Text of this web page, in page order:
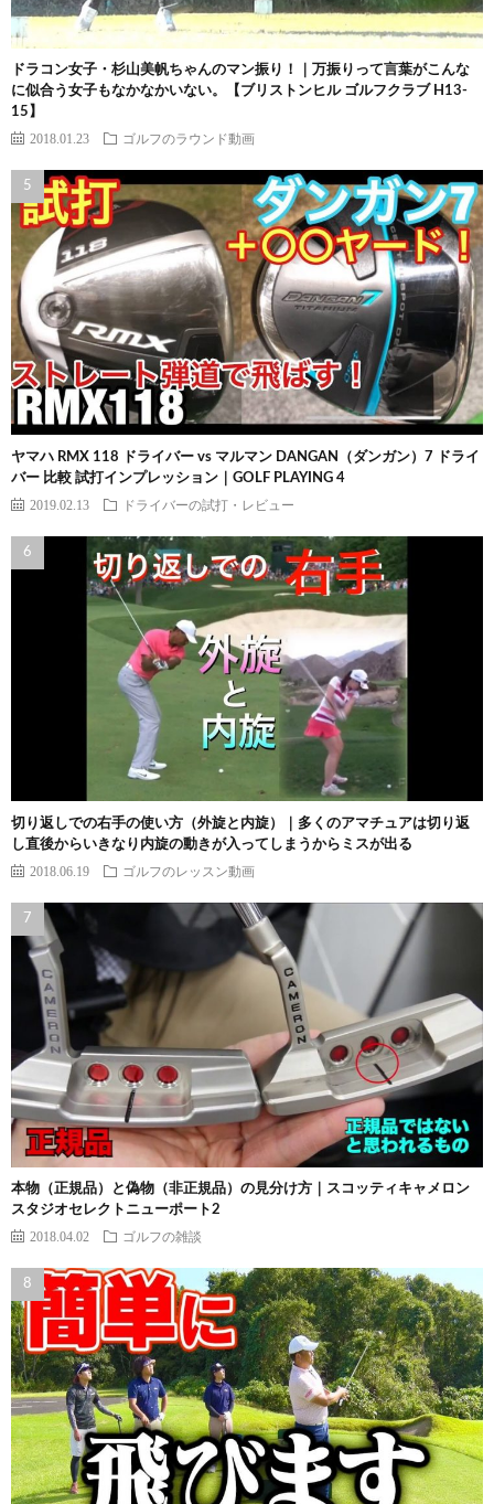
ドラコン女子・杉山美帆ちゃんのマン振り！｜万振りって言葉がこんな
に似合う女子もなかなかいない。【ブリストンヒル ゴルフクラブ H13-
15】
2018.01.23 ゴルフのラウンド動画
ヤマハ RMX 118 ドライバー vs マルマン DANGAN（ダンガン）7 ドライ
バー 比較 試打インプレッション｜GOLF PLAYING 4
2019.02.13 ドライバーの試打・レビュー
切り返しでの右手の使い方（外旋と内旋）｜多くのアマチュアは切り返
し直後からいきなり内旋の動きが入ってしまうからミスが出る
2018.06.19 ゴルフのレッスン動画
本物（正規品）と偽物（非正規品）の見分け方｜スコッティキャメロン
スタジオセレクトニューポート2
2018.04.02 ゴルフの雑談